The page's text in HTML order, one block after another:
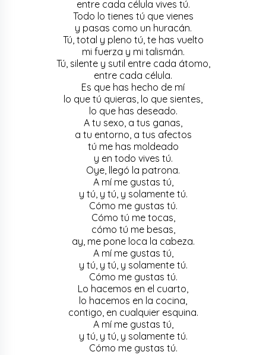
entre cada célula vives tú.
Todo lo tienes tú que vienes
y pasas como un huracán.
Tú, total y pleno tú, te has vuelto
mi fuerza y mi talismán.
Tú, silente y sutil entre cada átomo,
entre cada célula.
Es que has hecho de mí
lo que tú quieras, lo que sientes,
lo que has deseado.
A tu sexo, a tus ganas,
a tu entorno, a tus afectos
tú me has moldeado
y en todo vives tú.
Oye, llegó la patrona.
A mí me gustas tú,
y tú, y tú, y solamente tú.
Cómo me gustas tú.
Cómo tú me tocas,
cómo tú me besas,
ay, me pone loca la cabeza.
A mí me gustas tú,
y tú, y tú, y solamente tú.
Cómo me gustas tú.
Lo hacemos en el cuarto,
lo hacemos en la cocina,
contigo, en cualquier esquina.
A mí me gustas tú,
y tú, y tú, y solamente tú.
Cómo me gustas tú.